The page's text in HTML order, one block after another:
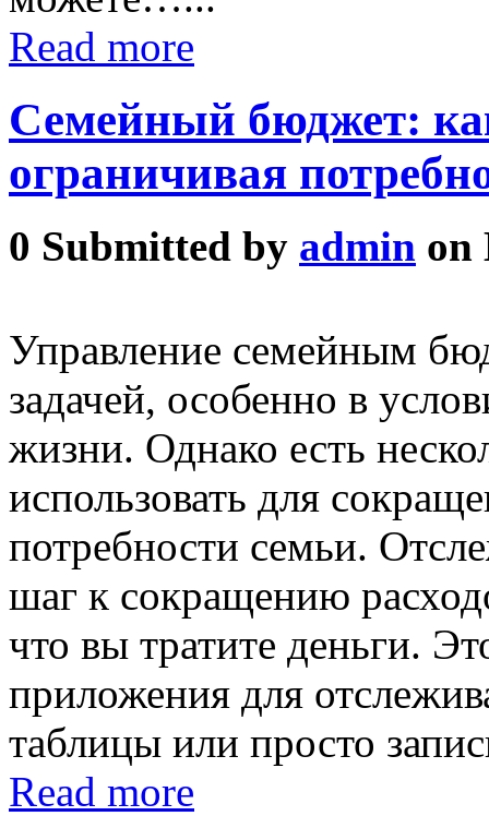
Read more
Семейный бюджет:
ограничивая
0 Submitted by admin on
Управление семейным
задачей, особенно в
жизни. Однако есть
использовать для
потребности семьи.
шаг к сокращению
что вы тратите деньги.
приложения для
таблицы или просто
Read more